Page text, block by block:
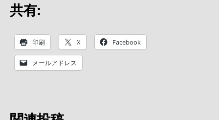
共有:
印刷 X Facebook
メールアドレス